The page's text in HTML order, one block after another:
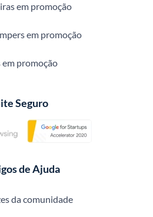
em promoção
em promoção
em promoção
Seguro
de Ajuda
da comunidade